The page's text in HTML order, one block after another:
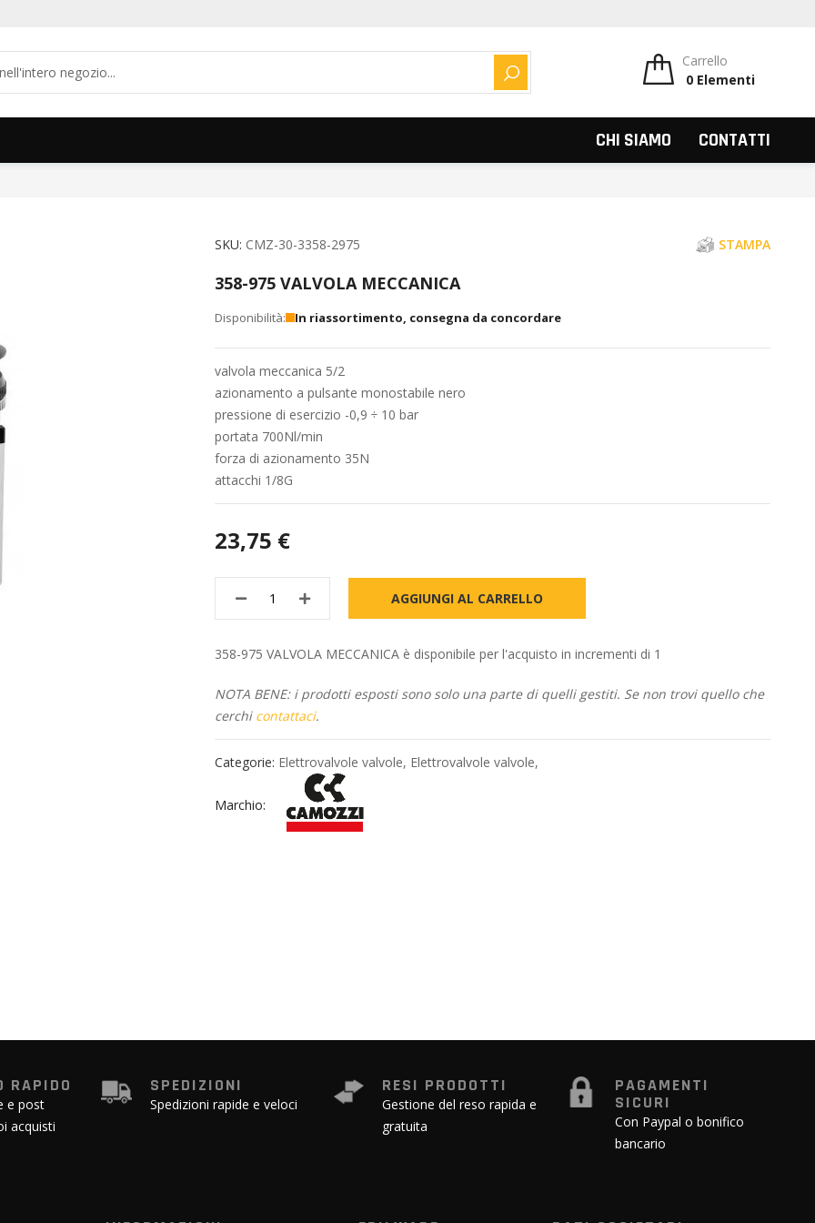
CERCA
Carrello
0 Elementi
CHI SIAMO CONTATTI
SKU CMZ-30-3358-2975 STAMPA
358-975 VALVOLA MECCANICA
In riassortimento, consegna da concordare
valvola meccanica 5/2
azionamento a pulsante monostabile nero
pressione di esercizio -0,9 ÷ 10 bar
portata 700Nl/min
forza di azionamento 35N
attacchi 1/8G
23,75 €
AGGIUNGI AL CARRELLO
358-975 VALVOLA MECCANICA è disponibile per l'acquisto in incrementi di 1
NOTA BENE: i prodotti esposti sono solo una parte di quelli gestiti. Se non trovi quello che
cerchi contattaci.
Categorie: Elettrovalvole valvole, Elettrovalvole valvole,
Marchio:
RAPIDO
e post
acquisti
SPEDIZIONI
Spedizioni rapide e veloci
RESI PRODOTTI
Gestione del reso rapida e
gratuita
PAGAMENTI
SICURI
Con Paypal o bonifico
bancario